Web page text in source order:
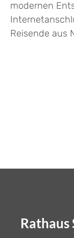
modernen
Reisende aus
Rathaus